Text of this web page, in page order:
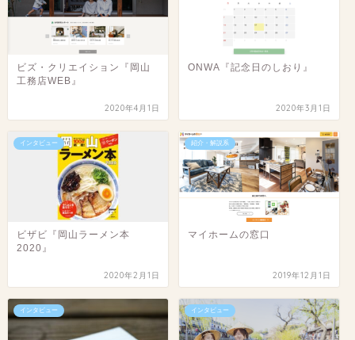
ビズ・クリエイション『岡山
工務店WEB』
2020年4月1日
ONWA『記念日のしおり』
2020年3月1日
インタビュー
ビザビ『岡山ラーメン本
2020』
2020年2月1日
紹介・解説系
マイホームの窓口
2019年12月1日
インタビュー インタビュー